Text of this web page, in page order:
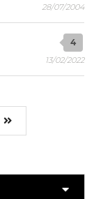
28/07/2004
4
13/02/2022